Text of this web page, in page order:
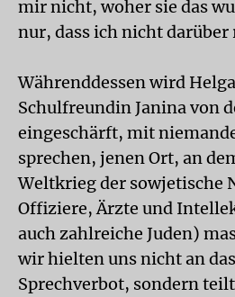
mir nicht, woher sie das
nur, dass ich nicht darüber
Währenddessen wird
Schulfreundin Janina von
eingeschärft, mit
sprechen, jenen Ort, an
Weltkrieg der sowjetische
Offiziere, Ärzte und
auch zahlreiche Juden)
wir hielten uns nicht an
Sprechverbot, sondern